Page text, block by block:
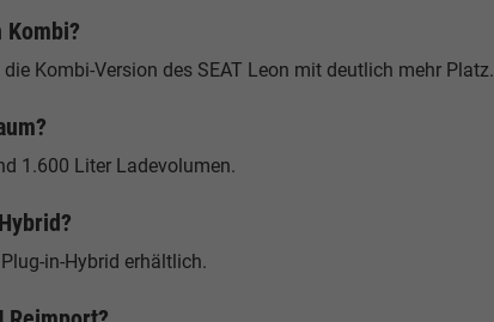
Kombi?
Kombi-Version des SEAT Leon mit deutlich mehr Platz.
1.600 Liter Ladevolumen.
in-Hybrid erhältlich.